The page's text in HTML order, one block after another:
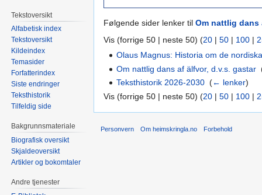
Følgende sider lenker til Om nattlig dans
Vis (forrige 50 | neste 50) (20 | 50 | 100 |
Olaus Magnus: Historia om de
Om nattlig dans af älfvor, d.v.s. gastar ‎
Teksthistorik 2026-2030 ‎(← lenker)
Vis (forrige 50 | neste 50) (20 | 50 | 100 |
Tekstoversikt
Alfabetisk index
Tekstoversikt
Kildeindex
Temasider
Forfatterindex
Siste endringer
Teksthistorik
Tilfeldig side
Bakgrunnsmateriale
Biografisk oversikt
Skjaldeoversikt
Artikler og bokomtaler
Andre tjenester
Personvern Om heimskringla.no Forbehold